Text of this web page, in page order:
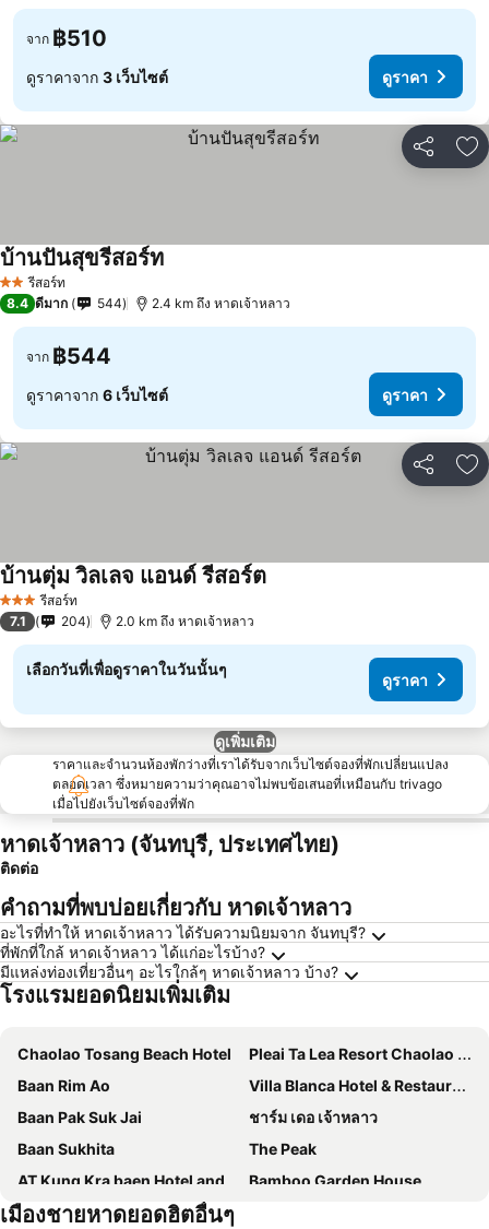
จาก ฿510
ดูราคาจาก 3 เว็บไซต์ ดูราคา
แชร์ เ
2 ดาวรีสอร์ท
บ้านปันสุขรีสอร์ทดูราคา
8.4 ดีมาก 544 2.4 km ถึง หาดเจ้าหลาว
จาก ฿544
ดูราคาจาก 6 เว็บไซต์ ดูราคา
แชร์ เ
3 ดาว รีสอร์ท
บ้านตุ่ม วิลเลจ แอนด์ รีสอร์ตดูราคา
7.1 204 2.0 km ถึง หาดเจ้าหลาว
เลือกวันที่เพื่อดูราคาในวันนั้นๆ
ดูราคา
ดูเพิ่มเติม
ราคาและจำนวนห้องพักว่างที่เราได้รับจากเว็บไซต์จองที่พักเปลี่ยนแปลง
ตลอดเวลา ซึ่งหมายความว่าคุณอาจไม่พบข้อเสนอที่เหมือนกับ trivago
เมื่อไปยังเว็บไซต์จองที่พัก
หาดเจ้าหลาว (จันทบุรี, ประเทศไทย)
ติดต่อ
คำถามที่พบบ่อยเกี่ยวกับ หาดเจ้าหลาว
อะไรที่ทำให้ หาดเจ้าหลาว ได้รับความนิยมจาก จันทบุรี?
ที่พักที่ใกล้ หาดเจ้าหลาว ได้แก่อะไรบ้าง?
มีแหล่งท่องเที่ยวอื่นๆ อะไรใกล้ๆ หาดเจ้าหลาว บ้าง?
โรงแรมยอดนิยมเพิ่มเติม
Chaolao Tosang Beach Hotel
Pleai Ta Lea Resort Chaolao Beach
Baan Rim Ao
Villa Blanca Hotel & Restaurant
Baan Pak Suk Jai
ชาร์ม เดอ เจ้าหลาว
Baan Sukhita
The Peak
AT Kung Kra baen Hotel and Residence
Bamboo Garden House
Trimm
เมืองชายหาดยอดฮิตอื่นๆ